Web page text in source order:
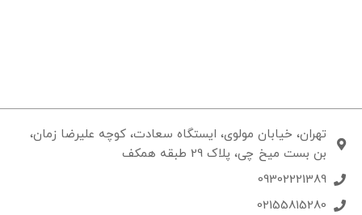
تهران، خیابان مولوی، ایستگاه سعادت، کوچه علیرضا زمان،
بن بست میخ چی، پلاک 29 طبقه همکف
09302221389
02155815280